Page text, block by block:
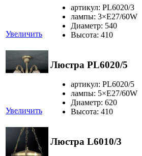
Увеличить
артикул: PL6020/3
лампы: 3×Е27/60W
Диаметр: 540
Высота: 410
Увеличить
Люстра PL6020/5
артикул: PL6020/5
лампы: 5×Е27/60W
Диаметр: 620
Высота: 410
Люстра L6010/3